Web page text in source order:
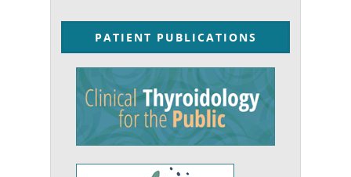
PATIENT PUBLICATIONS